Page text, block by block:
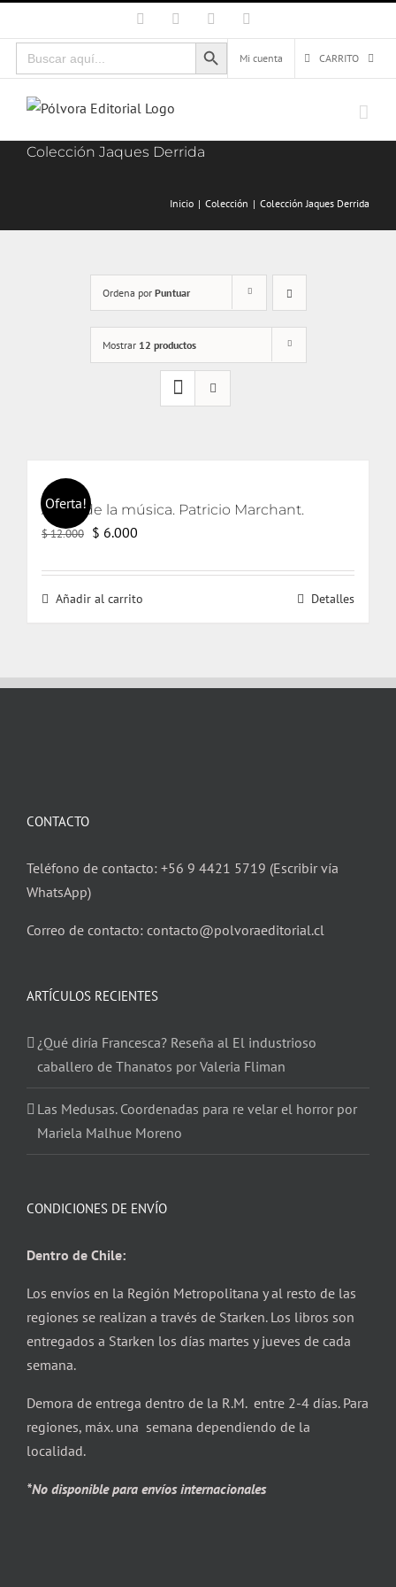
al
contenido
Facebook Instagram
Buscar:
Botón de búsqueda
Mi cuenta
CARRITO
Colección Jaques Derrida
Inicio Colección Colección Jaques Derrida
Ordena por Puntuar
Mostrar 12 productos
Oferta!
Amor de la música. Patricio Marchant.
$12.000 El
original
era:
$ 6.000
actual
es:
Añadir al carrito Detalles
CONTACTO
Teléfono de contacto: +56 9 4421 5719 (Escribir vía
WhatsApp)
Correo de contacto: contacto@polvoraeditorial.cl
ARTÍCULOS RECIENTES
¿Qué diría Francesca? Reseña al El industrioso
caballero de Thanatos por Valeria Fliman
Las Medusas. Coordenadas para re velar el horror por
Mariela Malhue Moreno
CONDICIONES DE ENVÍO
Dentro de Chile:
Los envíos en la Región Metropolitana y al resto de las
regiones se realizan a través de Starken. Los libros son
entregados a Starken los días martes y jueves de cada
semana.
Demora de entrega dentro de la R.M. entre 2-4 días. Para
regiones, máx. una semana dependiendo de la
localidad.
*No disponible para envíos internacionales